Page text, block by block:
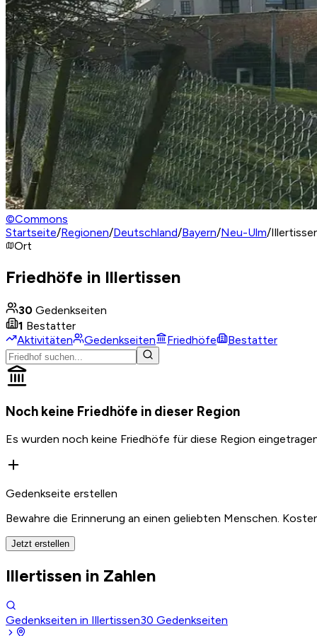
©Commons
Startseite/Regionen/Deutschland/Bayern/Neu-Ulm/
Ort
Friedhöfe in Illertissen
30 Gedenkseiten
1 Bestatter
Aktivitäten
Gedenkseiten Friedhöfe Bestatter
Noch keine Friedhöfe in dieser Region
Es wurden noch keine Friedhöfe für diese Region
Gedenkseite erstellen
Bewahre die Erinnerung an einen geliebten Menschen.
Jetzt erstellen
Illertissen in Zahlen
Gedenkseiten in Illertissen30 Gedenkseiten